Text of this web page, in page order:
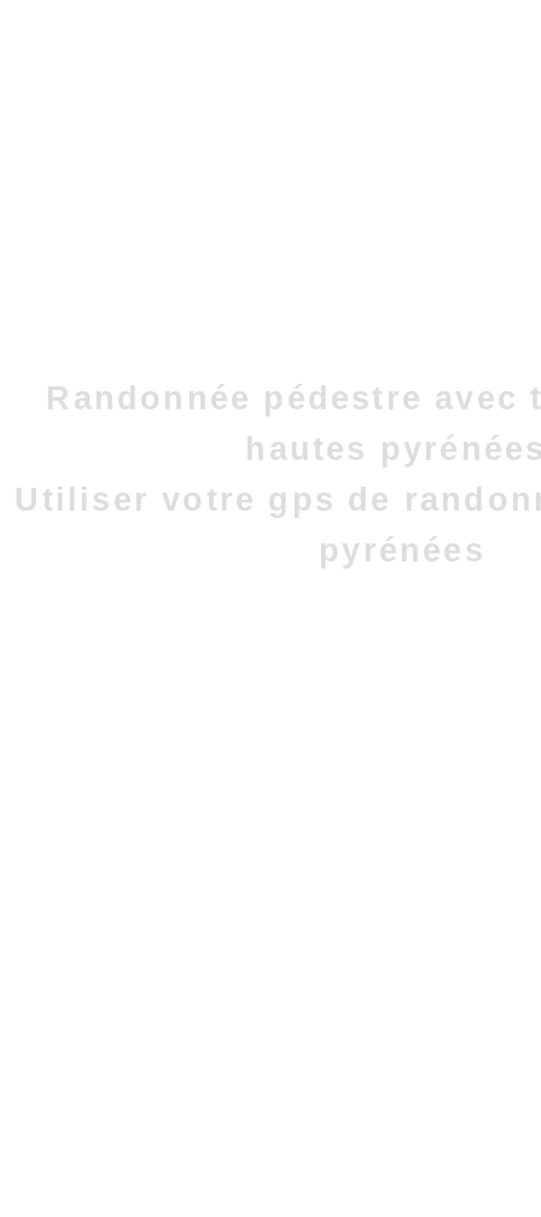
Randonnée pédestre avec
hautes
Utiliser votre gps de
pyrénées